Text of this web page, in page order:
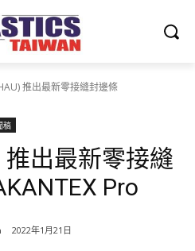
推出最新零接縫封邊條
稿
推出最新零接縫
Pro
2022年1月21日